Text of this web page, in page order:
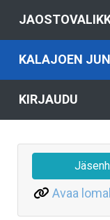
KALAJOEN
KIRJAUDU
Avaa